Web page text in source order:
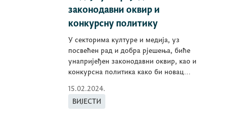
законодавни оквир и
конкурсну политику
У секторима културе и медија, уз
посвећен рад и добра рјешења, биће
унапријеђен законодавни оквир, као и
конкурсна политика како би новац
15.02.2024.
ВИЈЕСТИ